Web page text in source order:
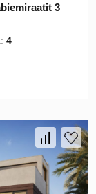
3
4